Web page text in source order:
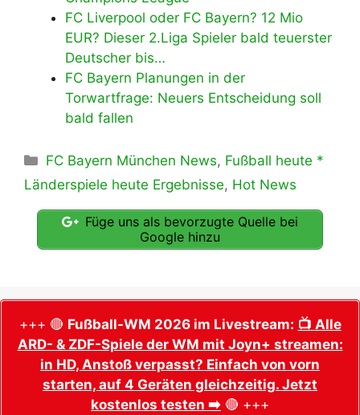
FC Liverpool oder FC Bayern? 12 Mio
EUR? Dieser 2.Liga Spieler bald teuerster
Deutscher bis…
FC Bayern Planungen in der
Torwartfrage: Neuers Entscheidung soll
bald fallen
Kategorien
FC Bayern München News, Fußball heute *
Länderspiele heute Ergebnisse, Hot News
Füge uns als bevorzugte Quelle bei
Google hinzu
+++ 🔴 Fußball-WM 2026 im Livestream: 📺 Alle
ARD- & ZDF-Spiele der WM mit Joyn+ streamen:
in HD, Anstoß verpasst? Einfach von vorn
starten, auf 4 Geräten gleichzeitig. Jetzt
kostenlos testen ➡️ 🔴 +++